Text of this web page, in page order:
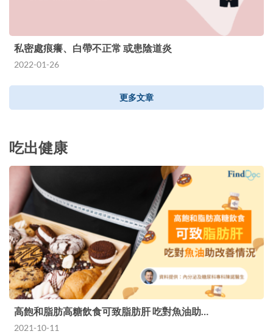
私密處痕癢、白帶不正常 或患陰道炎
2022-01-26
更多文章
吃出健康
高飽和脂肪高糖飲食可致脂肪肝 吃對魚油助…
2021-10-11